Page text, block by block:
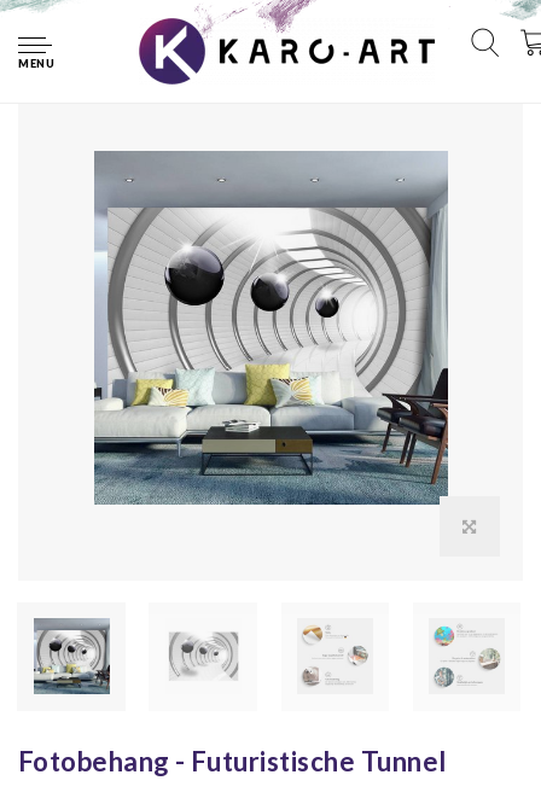
MENU
Fotobehang - Futuristische Tunnel
Fotobehang - Futuristische Tunnel